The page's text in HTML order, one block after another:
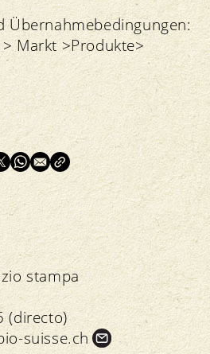
Übernahmebedingungen:
Markt >Produkte>
stampa
(directo)
suisse.ch